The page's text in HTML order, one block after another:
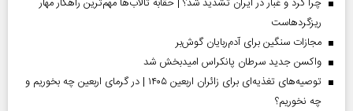
ریزگردهاست
مجازات سنگین برای آدم‌ربایان گوش‌بر
واکسن جدید سرطان پانکراس امیدبخش شد
توصیه‌های تغذیه‌ای برای زائران اربعین ۱۴۰۵ | در گرمای اربعین چه بخوریم و
چه نخوریم؟